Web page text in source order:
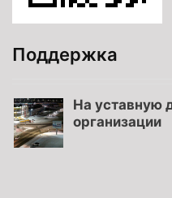
Поддержка
На уставную
организации